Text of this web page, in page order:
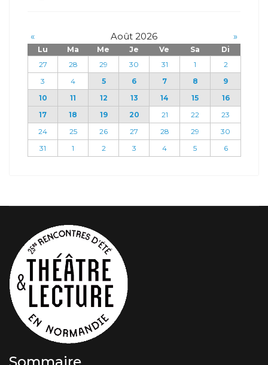
« Août 2026 »
Lu Ma Me Je Ve Sa
Di
27
28 29 30 31 1
2
3
4 5 6 7 8
9
10
11 12 13 14 15
16
17
18 19 20 21 22
23
24
25 26 27 28 29
30
31
1 2 3 4 5 6